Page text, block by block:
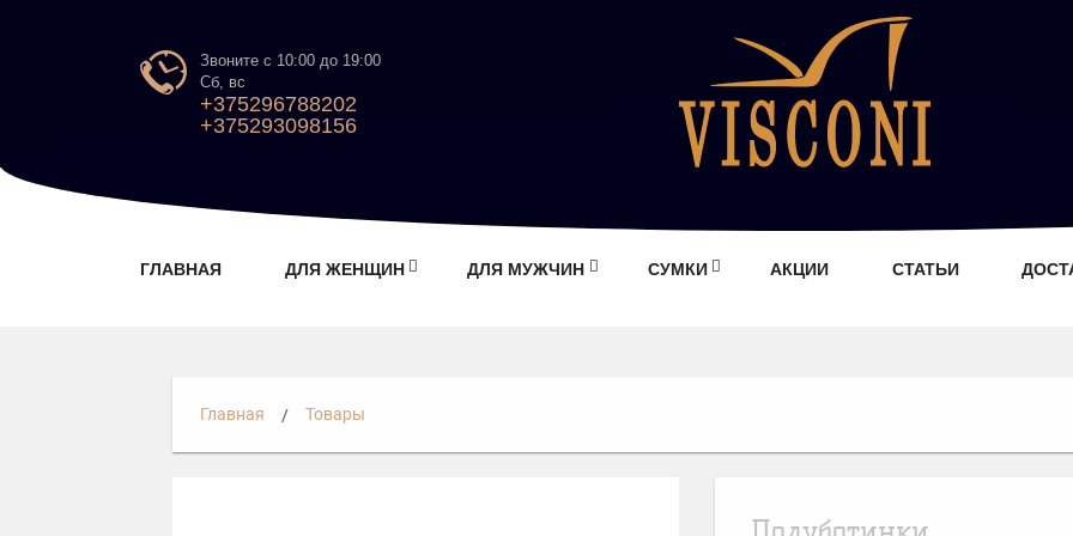
Звоните с 10:00 до 19:00
Сб, вс
+375296788202
+375293098156
ГЛАВНАЯ ДЛЯ ЖЕНЩИН ДЛЯ МУЖЧИН СУМКИ АКЦИИ СТАТЬИ
Главная Товары